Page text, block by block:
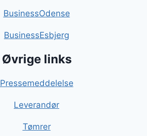
BusinessOdense
BusinessEsbjerg
Øvrige links
Pressemeddelelse
Leverandør
Tømrer